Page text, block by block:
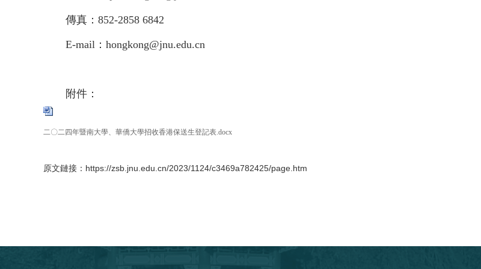
傳真：852-2858 6842
E-mail ：hongkong@jnu.edu.cn
附件：
二〇二四年暨南大學、華僑大學招收香港保送生登記表.docx
原文鏈接： https://zsb.jnu.edu.cn/2023/1124/c3469a782425/page.htm